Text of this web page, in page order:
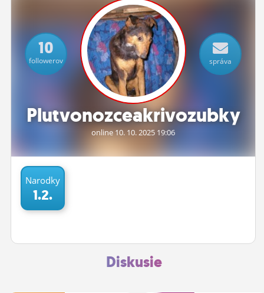
ČINŽIAK
FÓRUM
STATUSY
OBRÁZKY
ĽUDIA
MÔJ PROFIL
NASTAVENIA
Plutvonozceakrivozubky
online 10. 10.2025 19:06
10
followerov správa
Narodky
1.2.
Diskusie